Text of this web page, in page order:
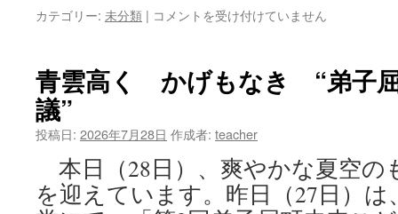
カテゴリー: 未分類 | 青
く
か
な
き “夏
季
休
業
コメントを受け付けていません
青雲高く かげもなき “弟子
議”
投稿日: 2026年7月28日 作成者: teacher
本日（28日）、爽やかな夏空の
を迎えています。昨日（27日）